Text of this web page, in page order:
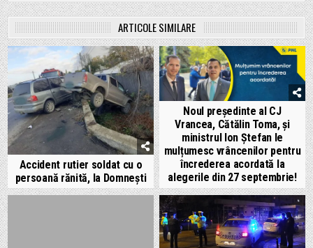
ARTICOLE SIMILARE
Accident rutier soldat cu o
persoană rănită, la Domnești
Noul președinte al CJ
Vrancea, Cătălin Toma, și
ministrul Ion Ștefan le
mulțumesc vrâncenilor pentru
încrederea acordată la
alegerile din 27 septembrie!